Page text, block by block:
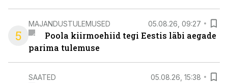
5
MAJANDUSTULEMUSED 05.08.26, 09:27
Poola kiirmoehiid tegi Eestis läbi aegade
parima tulemuse
SAATED 05.08.26, 15:38